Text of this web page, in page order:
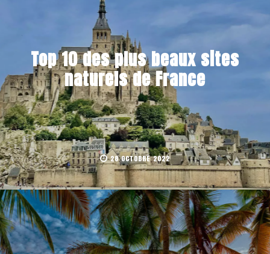
Top 10 des plus beaux sites
naturels de France
28 OCTOBRE 2022